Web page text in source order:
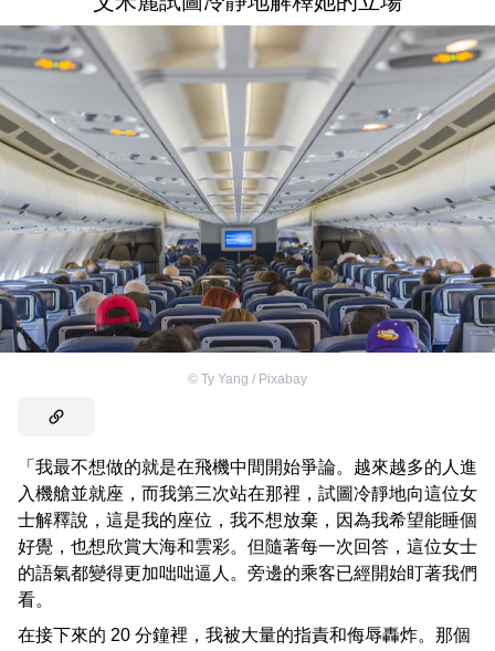
© Ty Yang / Pixabay
「我最不想做的就是在飛機中間開始爭論。越來越多的人進
入機艙並就座，而我第三次站在那裡，試圖冷靜地向這位女
士解釋說，這是我的座位，我不想放棄，因為我希望能睡個
好覺，也想欣賞大海和雲彩。但隨著每一次回答，這位女士
的語氣都變得更加咄咄逼人。旁邊的乘客已經開始盯著我們
看。
在接下來的 20 分鐘裡，我被大量的指責和侮辱轟炸。那個